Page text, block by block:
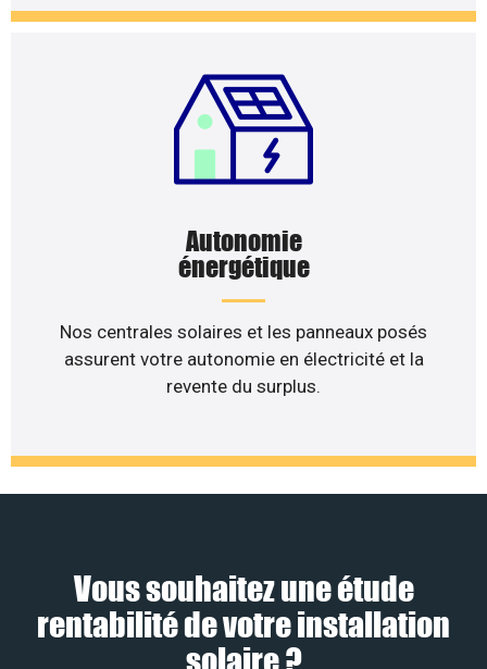
Autonomie
énergétique
Nos centrales solaires et les panneaux posés
assurent votre autonomie en électricité et la
revente du surplus.
Vous souhaitez une étude
rentabilité de votre installation
solaire ?